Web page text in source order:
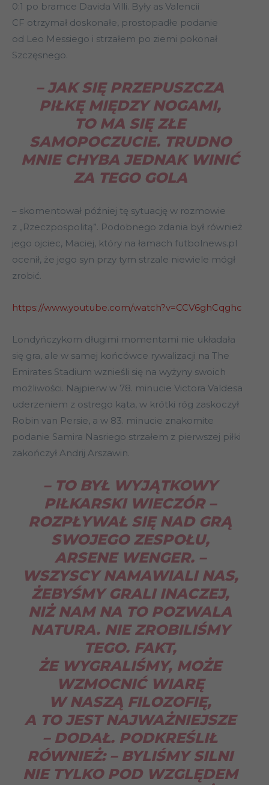
0:1 po bramce Davida Villi. Były as Valencii
CF otrzymał doskonałe, prostopadłe podanie
od Leo Messiego i strzałem po ziemi pokonał
Szczęsnego.
– JAK SIĘ PRZEPUSZCZA
PIŁKĘ MIĘDZY NOGAMI,
TO MA SIĘ ZŁE
SAMOPOCZUCIE. TRUDNO
MNIE CHYBA JEDNAK WINIĆ
ZA TEGO GOLA
– skomentował później tę sytuację w rozmowie
z „Rzeczpospolitą”. Podobnego zdania był również
jego ojciec, Maciej, który na łamach futbolnews.pl
ocenił, że jego syn przy tym strzale niewiele mógł
zrobić.
https://www.youtube.com/watch?v=CCV6ghCqghc
Londyńczykom długimi momentami nie układała
się gra, ale w samej końcówce rywalizacji na The
Emirates Stadium wznieśli się na wyżyny swoich
możliwości. Najpierw w 78. minucie Victora Valdesa
uderzeniem z ostrego kąta, w krótki róg zaskoczył
Robin van Persie, a w 83. minucie znakomite
podanie Samira Nasriego strzałem z pierwszej piłki
zakończył Andrij Arszawin.
– TO BYŁ WYJĄTKOWY
PIŁKARSKI WIECZÓR –
ROZPŁYWAŁ SIĘ NAD GRĄ
SWOJEGO ZESPOŁU,
ARSENE WENGER. –
WSZYSCY NAMAWIALI NAS,
ŻEBYŚMY GRALI INACZEJ,
NIŻ NAM NA TO POZWALA
NATURA. NIE ZROBILIŚMY
TEGO. FAKT,
ŻE WYGRALIŚMY, MOŻE
WZMOCNIĆ WIARĘ
W NASZĄ FILOZOFIĘ,
A TO JEST NAJWAŻNIEJSZE
– DODAŁ. PODKREŚLIŁ
RÓWNIEŻ: – BYLIŚMY SILNI
NIE TYLKO POD WZGLĘDEM